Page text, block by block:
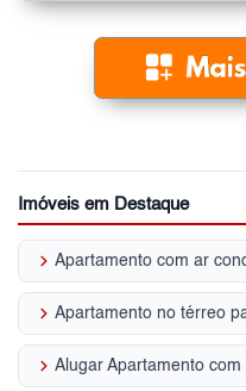
Imóveis em Destaque
keyboard_arrow_right
keyboard_arrow_right
keyboard_arrow_right